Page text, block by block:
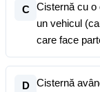
C
Cisternă cu o
un vehicul
care face
D
Cisternă